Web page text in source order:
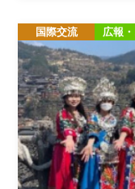
国際交流 広報